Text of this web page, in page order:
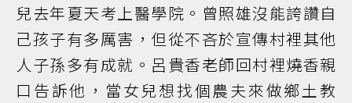
兒去年夏天考上醫學院。曾照雄沒能誇讚自
己孩子有多厲害，但從不吝於宣傳村裡其他
人子孫多有成就。呂貴香老師回村裡燒香親
口告訴他，當女兒想找個農夫來做鄉土教